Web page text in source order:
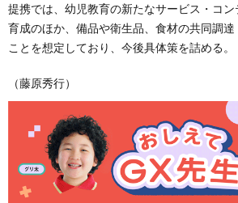
提携では、幼児教育の新たなサービス・コ
育成のほか、備品や衛生品、食材の共同調
ことを想定しており、今後具体策を詰める。
（藤原秀行）